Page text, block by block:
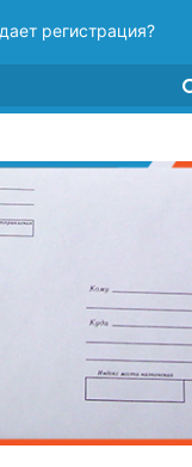
регистрация?